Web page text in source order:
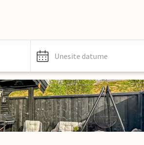
Unesite datume